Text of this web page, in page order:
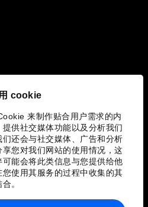
cookie
来制作贴合用户需求的内
提供社交媒体功能以及分析我们
们还会与社交媒体、广告和分析
享您对我们网站的使用情况，这
可能会将此类信息与您提供给他
您使用其服务的过程中收集的其
。